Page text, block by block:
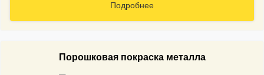
Подробнее
Порошковая покраска металла